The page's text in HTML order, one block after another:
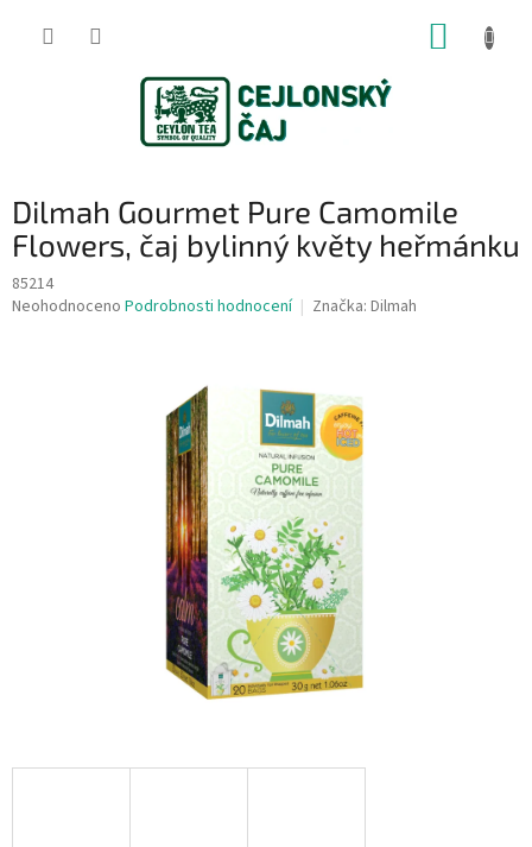
Dilmah Gourmet Pure Camomile
Flowers, čaj bylinný květy heřmánku
85214
Průměrné
Neohodnoceno Podrobnosti hodnocení Značka: Dilmah